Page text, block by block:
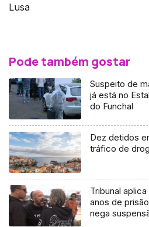
Lusa
Pode também gostar
Suspeito de
já está no
do Funchal
Dez detidos
tráfico de
Tribunal
anos de
nega